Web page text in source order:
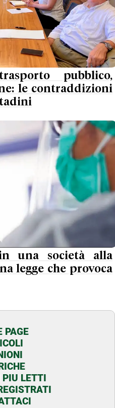
pubblico,
le contraddizioni
una società alla
legge che provoca
PAGE
LETTI